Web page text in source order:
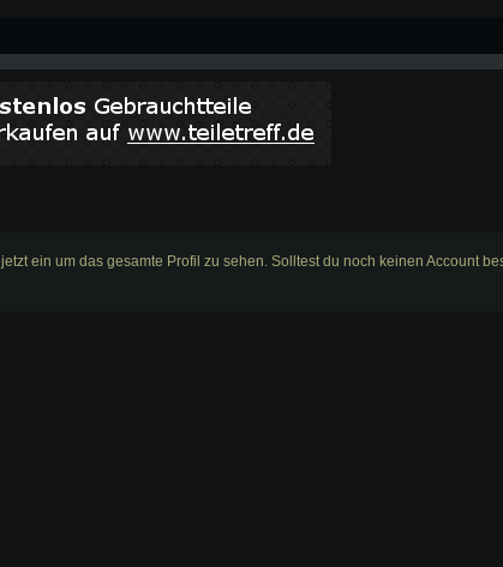
ein um das gesamte Profil zu sehen. Solltest du noch keinen Account